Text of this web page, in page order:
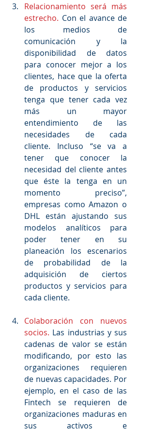
Relacionamiento será más
estrecho. Con el avance de
los medios de
comunicación y la
disponibilidad de datos
para conocer mejor a los
clientes, hace que la oferta
de productos y servicios
tenga que tener cada vez
más un mayor
entendimiento de las
necesidades de cada
cliente. Incluso “se va a
tener que conocer la
necesidad del cliente antes
que éste la tenga en un
momento preciso”,
empresas como Amazon o
DHL están ajustando sus
modelos analíticos para
poder tener en su
planeación los escenarios
de probabilidad de la
adquisición de ciertos
productos y servicios para
cada cliente.
Colaboración con nuevos
socios. Las industrias y sus
cadenas de valor se están
modificando, por esto las
organizaciones requieren
de nuevas capacidades. Por
ejemplo, en el caso de las
Fintech se requieren de
organizaciones maduras en
sus activos e